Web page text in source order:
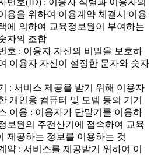
번호(ID) : 이용자 식별과 이용자의
용을 위하여 이용계약 체결시 이용
에 의하여 교육정보원이 부여하는
자의 조합
호 : 이용자 자신의 비밀을 보호하
이용자 자신이 설정한 문자와 숫자
: 서비스 제공을 받기 위해 이용자
개인용 컴퓨터 및 모뎀 등의 기기
이용 : 이용자가 단말기를 이용하
보원의 주전산기에 접속하여 교육
제공하는 정보를 이용하는 것
약 : 서비스를 제공받기 위하여 이